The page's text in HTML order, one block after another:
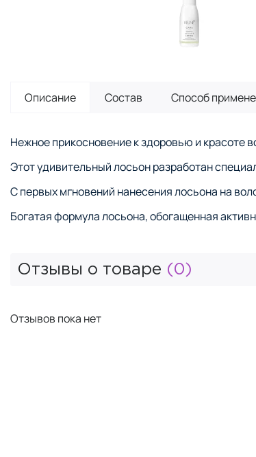
Описание Состав Способ
Нежное прикосновение к здоровью и красоте
Этот удивительный лосьон разработан
С первых мгновений нанесения лосьона на
Богатая формула лосьона, обогащенная
Отзывы о товаре (0)
Отзывов пока нет